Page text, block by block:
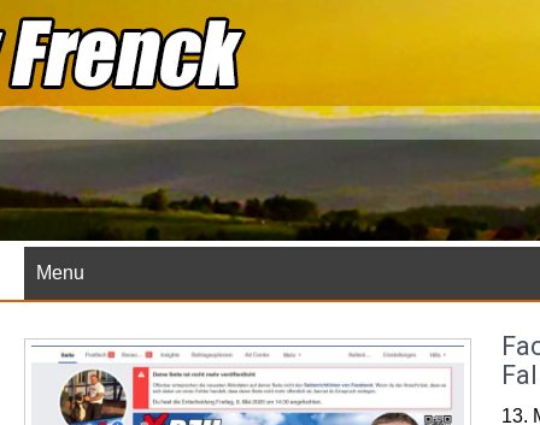
Skip
to
content
Menu
13.